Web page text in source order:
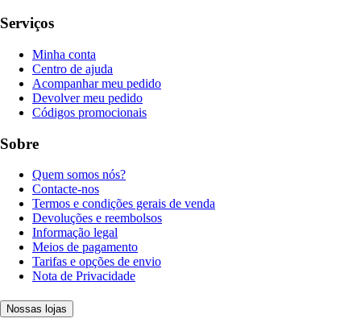
Serviços
Minha conta
Centro de ajuda
Acompanhar meu pedido
Devolver meu pedido
Códigos promocionais
Sobre
Quem somos nós?
Contacte-nos
Termos e condições gerais de venda
Devoluções e reembolsos
Informação legal
Meios de pagamento
Tarifas e opções de envio
Nota de Privacidade
Nossas lojas